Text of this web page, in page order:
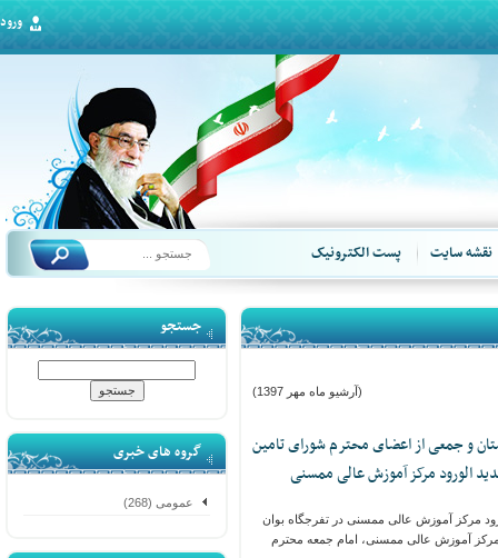
ورود
سایت پست الکترونیک
جستجو
گروه های خبری
عمومی (268)
(آرشیو ماه مهر 1397)
و جمعی از اعضای محترم شورای تامین
الورود مرکز آموزش عالی ممسنی
مرکز آموزش عالی ممسنی در تفرجگاه بوان
آموزش عالی ممسنی، امام جمعه محترم